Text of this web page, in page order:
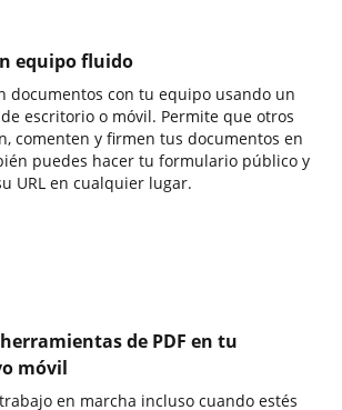
equipo fluido
documentos con tu equipo usando un
escritorio o móvil. Permite que otros
comenten y firmen tus documentos en
puedes hacer tu formulario público y
URL en cualquier lugar.
de PDF en tu
móvil
en marcha incluso cuando estés